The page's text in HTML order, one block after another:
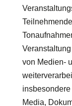
von Medien-
Media,